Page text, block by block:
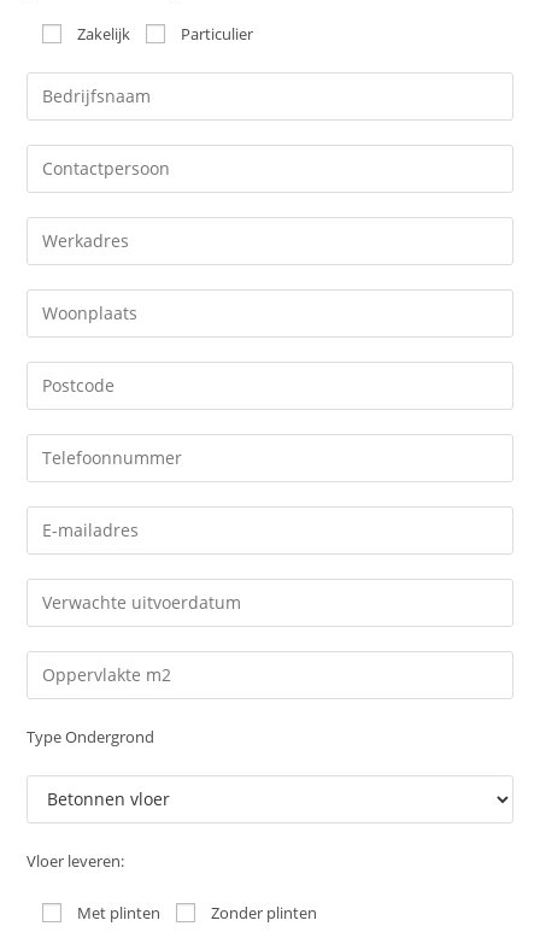
Zakelijk Particulier
Type Ondergrond
Vloer leveren:
Met plinten Zonder plinten